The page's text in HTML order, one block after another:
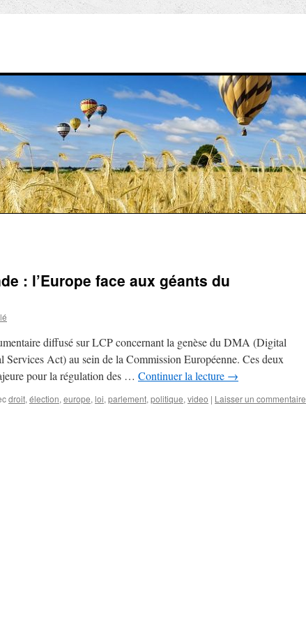
: l’Europe face aux géants du
diffusé sur LCP concernant la genèse du DMA (Digital
Act) au sein de la Commission Européenne. Ces deux
pour la régulation des … Continuer la lecture →
droit, élection, europe, loi, parlement, politique, video | Laisser un commentaire